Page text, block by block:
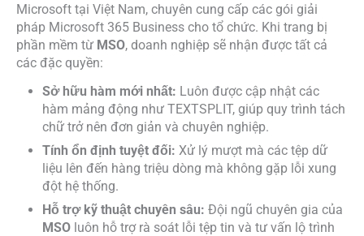
Microsoft tại Việt Nam, chuyên cung cấp các gói giải
pháp Microsoft 365 Business cho tổ chức. Khi trang bị
phần mềm từ MSO, doanh nghiệp sẽ nhận được tất cả
các đặc quyền:
Sở hữu hàm mới nhất: Luôn được cập nhật các
hàm mảng động như TEXTSPLIT, giúp quy trình tách
chữ trở nên đơn giản và chuyên nghiệp.
Tính ổn định tuyệt đối: Xử lý mượt mà các tệp dữ
liệu lên đến hàng triệu dòng mà không gặp lỗi xung
đột hệ thống.
Hỗ trợ kỹ thuật chuyên sâu: Đội ngũ chuyên gia của
MSO luôn hỗ trợ rà soát lỗi tệp tin và tư vấn lộ trình